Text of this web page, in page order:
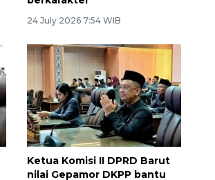
24 July 2026 7:54 WIB
Ketua Komisi II DPRD Barut
nilai Gepamor DKPP bantu